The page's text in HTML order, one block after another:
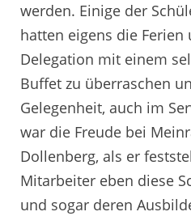
werden. Einige der
hatten eigens die
Delegation mit einem
Buffet zu überraschen
Gelegenheit, auch im
war die Freude bei
Dollenberg, als er
Mitarbeiter eben diese
und sogar deren